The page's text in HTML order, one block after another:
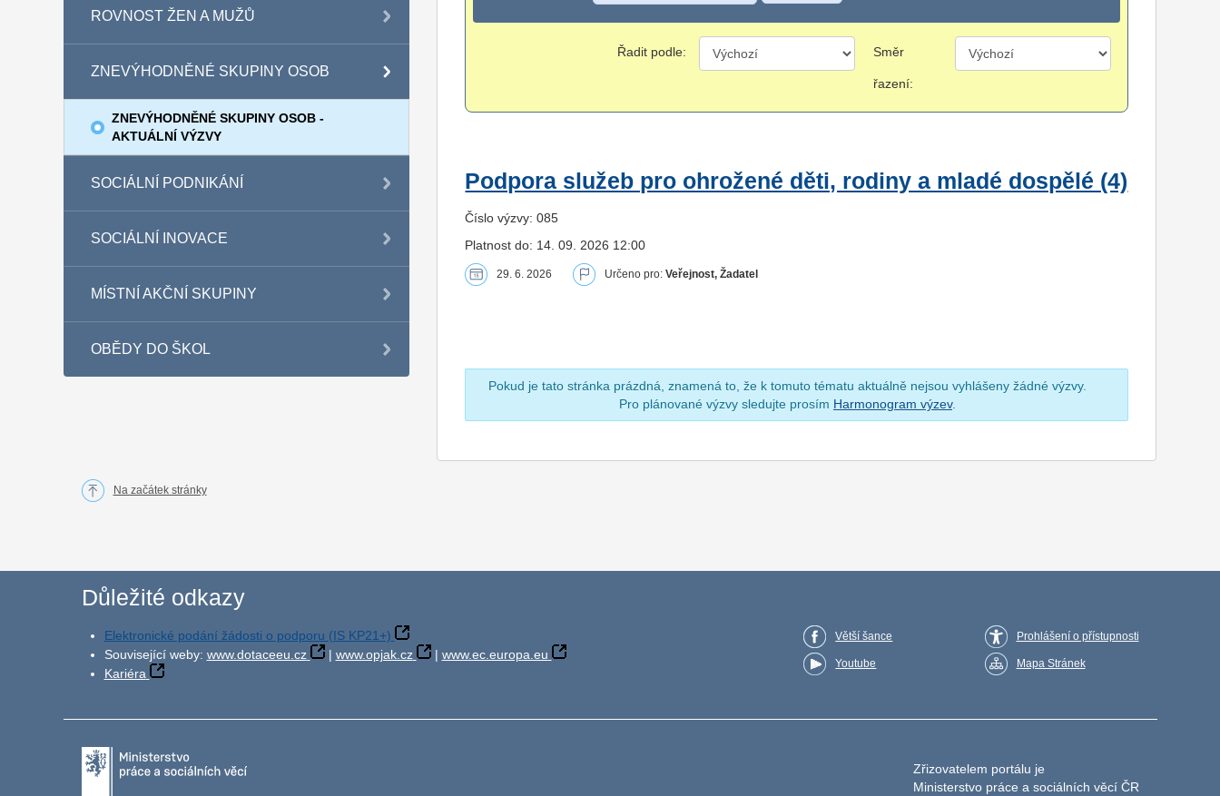
ROVNOST ŽEN A MUŽŮ
ZNEVÝHODNĚNÉ SKUPINY OSOB
ZNEVÝHODNĚNÉ SKUPINY OSOB -
AKTUÁLNÍ VÝZVY
SOCIÁLNÍ PODNIKÁNÍ
SOCIÁLNÍ INOVACE
MÍSTNÍ AKČNÍ SKUPINY
OBĚDY DO ŠKOL
Řadit podle: Směr
řazení:
Podpora služeb pro ohrožené děti, rodiny a mladé dospělé (4)
Číslo výzvy: 085
Platnost do: 14. 09. 2026 12:00
29. 6. 2026 Určeno pro:Veřejnost, Žadatel
Pokud je tato stránka prázdná, znamená to, že k tomuto tématu aktuálně nejsou vyhlášeny žádné výzvy.
Pro plánované výzvy sledujte prosím Harmonogram výzev.
Na začátek stránky
Důležité odkazy
Elektronické podání žádosti o podporu (IS KP21+)
Související weby: www.dotaceeu.cz | www.opjak.cz | www.ec.europa.eu
Kariéra
Větší šance
Youtube
Prohlášení o přístupnosti
Mapa Stránek
Zřizovatelem portálu je
Ministerstvo práce a sociálních věcí ČR